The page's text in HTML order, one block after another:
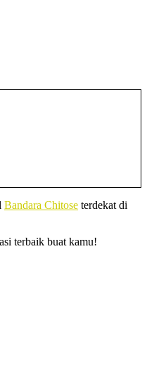
Bandara Chitose terdekat di
terbaik buat kamu!